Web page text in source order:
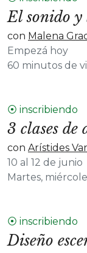
El sonido
con Malena
Empezá hoy
60 minutos de
⦿ inscribiendo
3 clases
con Arístides
10 al 12 de junio
Martes,
⦿ inscribiendo
Diseño